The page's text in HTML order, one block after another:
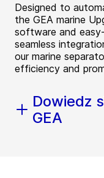
Designed to
the GEA marine
software and
seamless
our marine
efficiency and
Dowiedz
GEA